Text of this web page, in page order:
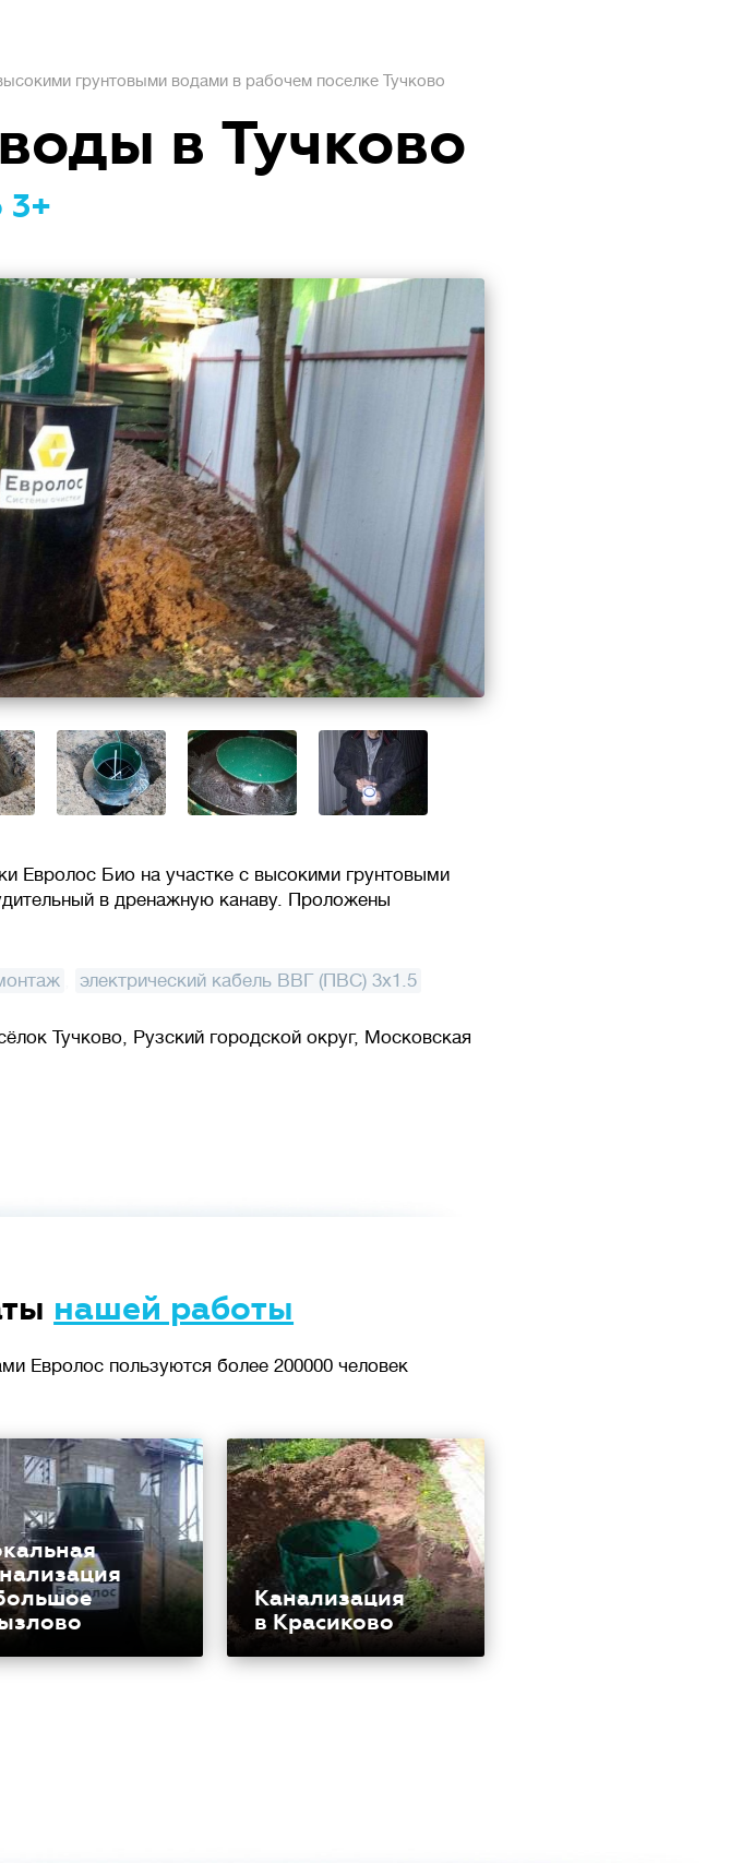
грунтовыми водами в рабочем поселке Тучково
в Тучково
3+
Евролос Био на участке с высокими грунтовыми
в дренажную канаву. Проложены
электрический кабель ВВГ (ПВС) 3x1.5
Тучково, Рузский городской округ, Московская
нашей работы
Евролос пользуются более 200000 человек
Канализация
в Красиково